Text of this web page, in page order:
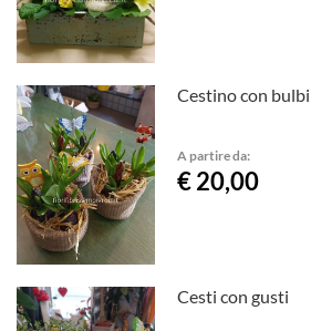
Cestino con bulbi
A partire da:
€ 20,00
Cesti con gusti